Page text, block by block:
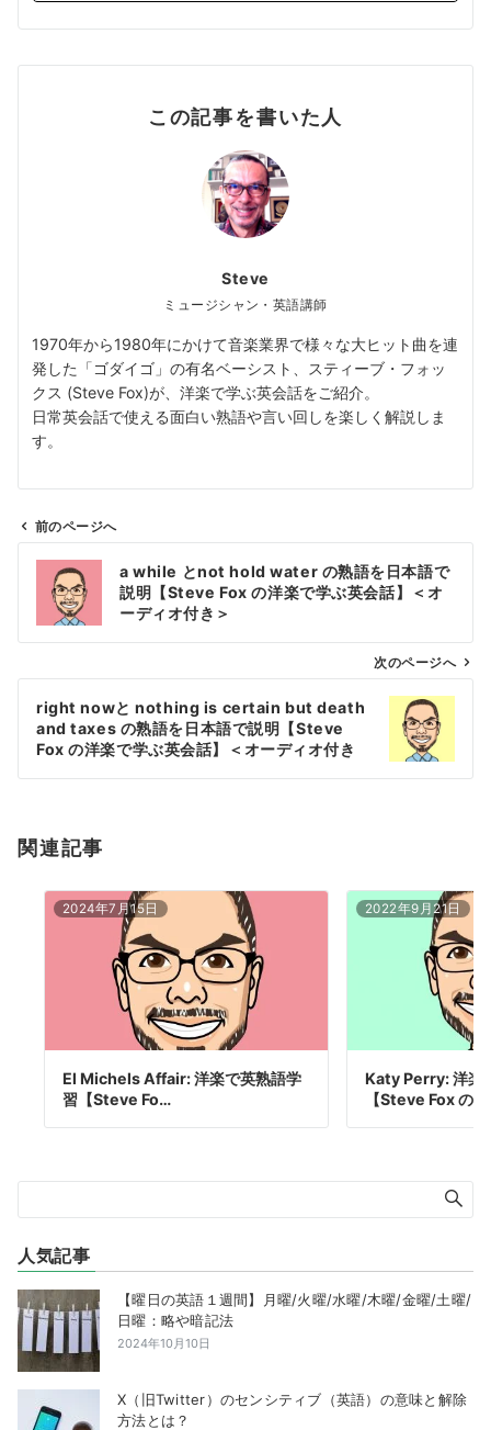
この記事を書いた人
Steve
ミュージシャン・英語講師
1970年から1980年にかけて音楽業界で様々な大ヒット曲を連
発した「ゴダイゴ」の有名ベーシスト、スティーブ・フォッ
クス (Steve Fox)が、洋楽で学ぶ英会話をご紹介。
日常英会話で使える面白い熟語や言い回しを楽しく解説しま
す。
ン
前のページへ
a while とnot hold water の熟語を日本語で
説明【Steve Fox の洋楽で学ぶ英会話】＜オ
ーディオ付き＞
次のページへ
right nowと nothing is certain but death
and taxes の熟語を日本語で説明【Steve
Fox の洋楽で学ぶ英会話】＜オーディオ付き
関連記事
2024年7月15日
El Michels Affair: 洋楽で英熟語学
習【Steve Fo…
2022年9月21日
Katy Perry: 洋楽
【Steve Fox の
人気記事
【曜日の英語１週間】月曜/火曜/水曜/木曜/金曜/土曜/
日曜：略や暗記法
2024年10月10日
X（旧Twitter）のセンシティブ（英語）の意味と解除
方法とは？